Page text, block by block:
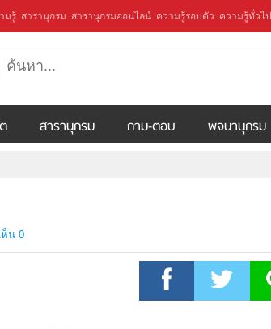
มรู้ สารานุกรม สารานุกรมออนไลน์ ความรู้รอบตัว ความรู้ทั่วไป
สารานุกรม ถาม-ตอบ พจนานุกรม
ห็น 0